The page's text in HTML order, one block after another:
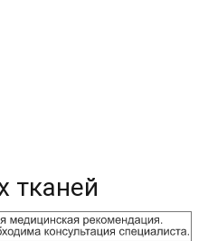
тканей